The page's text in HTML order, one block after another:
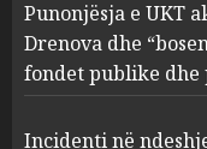
2
Punonjësja e UKT
Drenova dhe
fondet publike
Incidenti në